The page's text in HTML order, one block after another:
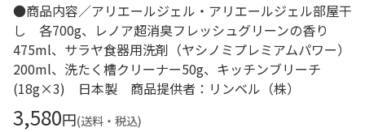
●商品内容／アリエールジェル・アリエールジェル部屋干
し 各700g、レノア超消臭フレッシュグリーンの香り
475ml、サラヤ食器用洗剤（ヤシノミプレミアムパワー）
200ml、洗たく槽クリーナー50g、キッチンブリーチ
(18g×3) 日本製 商品提供者：リンベル（株）
3,580円(送料・税込)